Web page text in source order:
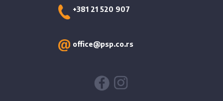
+381 21 520 907
office@psp.co.rs